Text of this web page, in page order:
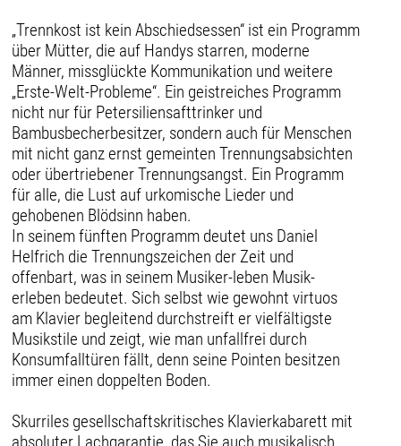
„Trennkost ist kein Abschiedsessen“ ist ein Programm
über Mütter, die auf Handys starren, moderne
Männer, missglückte Kommunikation und weitere
„Erste-Welt-Probleme“. Ein geistreiches Programm
nicht nur für Petersiliensafttrinker und
Bambusbecherbesitzer, sondern auch für Menschen
mit nicht ganz ernst gemeinten Trennungsabsichten
oder übertriebener Trennungsangst. Ein Programm
für alle, die Lust auf urkomische Lieder und
gehobenen Blödsinn haben.
In seinem fünften Programm deutet uns Daniel
Helfrich die Trennungszeichen der Zeit und
offenbart, was in seinem Musiker-leben Musik-
erleben bedeutet. Sich selbst wie gewohnt virtuos
am Klavier begleitend durchstreift er vielfältigste
Musikstile und zeigt, wie man unfallfrei durch
Konsumfalltüren fällt, denn seine Pointen besitzen
immer einen doppelten Boden.
Skurriles gesellschaftskritisches Klavierkabarett mit
absoluter Lachgarantie, das Sie auch musikalisch